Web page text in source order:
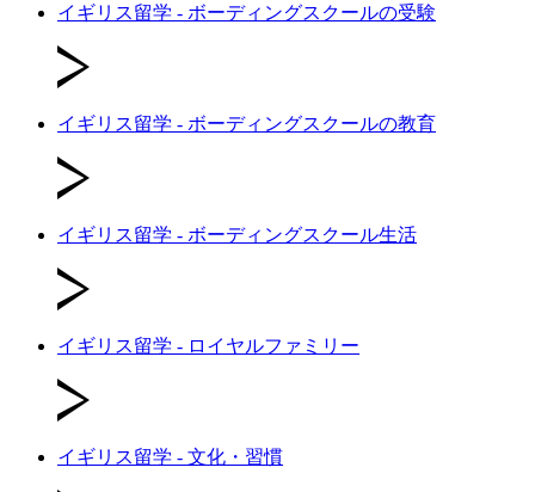
イギリス留学 - ボーディングスクールの受験
イギリス留学 - ボーディングスクールの教育
イギリス留学 - ボーディングスクール生活
イギリス留学 - ロイヤルファミリー
イギリス留学 - 文化・習慣